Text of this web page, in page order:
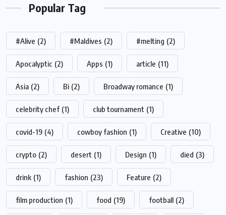
Popular Tag
#Alive (2) #Maldives (2) #melting (2)
Apocalyptic (2) Apps (1) article (11)
Asia (2) Bi (2) Broadway romance (1)
celebrity chef (1) club tournament (1)
covid-19 (4) cowboy fashion (1) Creative (10)
crypto (2) desert (1) Design (1) died (3)
drink (1) fashion (23) Feature (2)
film production (1) food (19) football (2)